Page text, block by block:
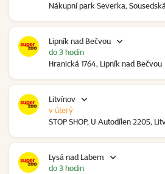
Nákupní park Severka,
Lipník nad Bečvou
Hranická 1764, Lipník nad Bečvou
do 3 hodin
Litvínov
STOP SHOP, U Autodílen 2205,
v úterý
Lysá nad Labem
do 3 hodin